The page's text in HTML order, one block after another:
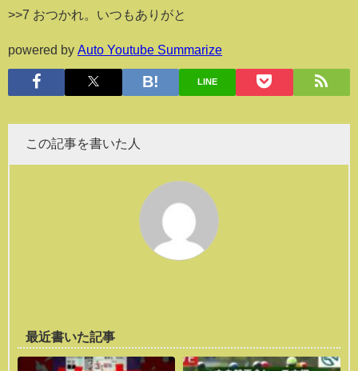
>>7 おつかれ。いつもありがと
powered by Auto Youtube Summarize
LINE
この記事を書いた人
最近書いた記事